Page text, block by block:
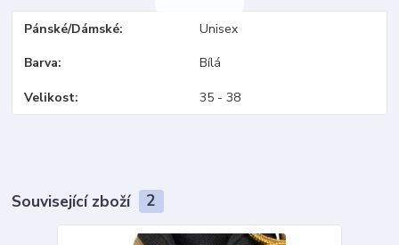
Pánské/Dámské Unisex
Barva Bílá
Velikost 35 - 38
Související zboží 2